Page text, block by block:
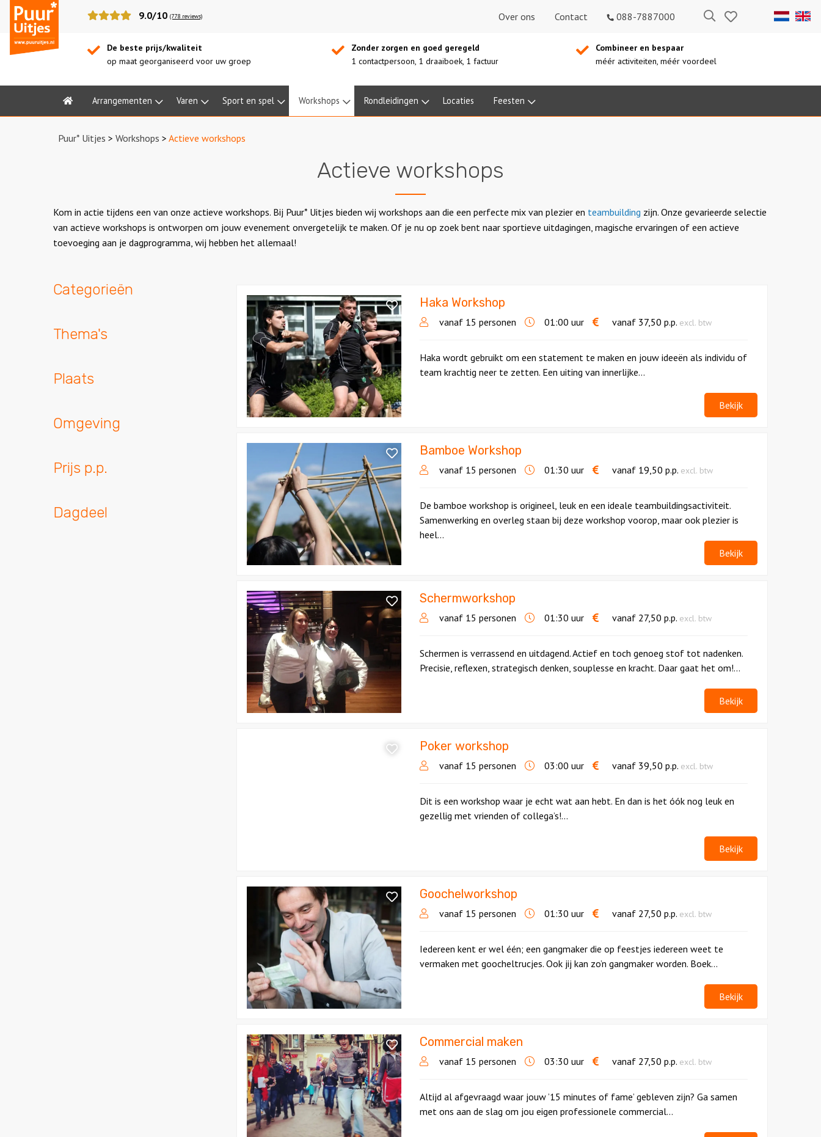
Puur*
Uitjes
9.0/10 (778 reviews) Over ons Contact 088-7887000 ZoekenBewaarde
uitjes
De beste prijs/kwaliteit
op maat georganiseerd voor uw groep
Zonder zorgen en goed geregeld
1 contactpersoon, 1 draaiboek, 1 factuur
Combineer en bespaar
méér activiteiten, méér voordeel
Home Arrangementen Varen Sport en spel Workshops Rondleidingen Locaties Feesten
Puur* Uitjes > Workshops > Actieve workshops
Actieve workshops
Kom in actie tijdens een van onze actieve workshops. Bij Puur* Uitjes bieden wij workshops aan die een perfecte mix van plezier en teambuilding zijn. Onze gevarieerde selectie
van actieve workshops is ontworpen om jouw evenement onvergetelijk te maken. Of je nu op zoek bent naar sportieve uitdagingen, magische ervaringen of een actieve
toevoeging aan je dagprogramma, wij hebben het allemaal!
Categorieën
Thema's
Plaats
Omgeving
Prijs p.p.
Dagdeel
Haka
Workshop
Haka Workshop
vanaf 15 personen 01:00 uur vanaf 37,50 p.p. excl. btw
Haka wordt gebruikt om een statement te maken en jouw ideeën als individu of
team krachtig neer te zetten. Een uiting van innerlijke...
Bekijk
Bamboe Workshop
vanaf 15 personen 01:30 uur vanaf 19,50 p.p. excl. btw
De bamboe workshop is origineel, leuk en een ideale teambuildingsactiviteit.
Samenwerking en overleg staan bij deze workshop voorop, maar ook plezier is
heel...
Bekijk
Schermworkshop
Schermworkshop
vanaf 15 personen 01:30 uur vanaf 27,50 p.p. excl. btw
Schermen is verrassend en uitdagend. Actief en toch genoeg stof tot nadenken.
Precisie, reflexen, strategisch denken, souplesse en kracht. Daar gaat het om!...
Bekijk
Poker workshop
vanaf 15 personen 03:00 uur vanaf 39,50 p.p. excl. btw
Dit is een workshop waar je echt wat aan hebt. En dan is het óók nog leuk en
gezellig met vrienden of collega’s!...
Bekijk
Goochelworkshop
Goochelworkshop
vanaf 15 personen 01:30 uur vanaf 27,50 p.p. excl. btw
Iedereen kent er wel één; een gangmaker die op feestjes iedereen weet te
vermaken met goocheltrucjes. Ook jij kan zo’n gangmaker worden. Boek...
Bekijk
Commercial
maken
Commercial maken
vanaf 15 personen 03:30 uur vanaf 27,50 p.p. excl. btw
Altijd al afgevraagd waar jouw ’15 minutes of fame’ gebleven zijn? Ga samen
met ons aan de slag om jou eigen professionele commercial...